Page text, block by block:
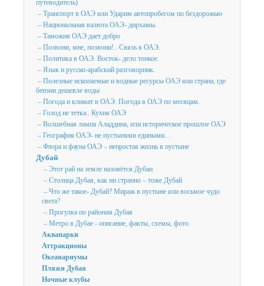
путеводитель)
– Транспорт в ОАЭ или Ударим автопробегом по бездорожью
– Национальная валюта ОАЭ- дирхамы.
– Таможня ОАЭ дает добро
– Позвони, мне, позвони!.. Связь в ОАЭ.
– Политика в ОАЭ. Восток- дело тонкое.
– Язык и русско-арабский разговорник.
– Полезные ископаемые и водные ресурсы ОАЭ или страна, где
бензин дешевле воды
– Погода и климат в ОАЭ. Погода в ОАЭ по месяцам.
– Голод не тетка.. Кухня ОАЭ
– Волшебная лампа Аладдина, или историческое прошлое ОАЭ
– География ОАЭ- не пустынями едиными…
– Флора и фауна ОАЭ – непростая жизнь в пустыне
Дубай
– Этот рай на земле назовётся Дубаи
– Столица Дубая, как ни странно – тоже Дубай
– Что же такое- Дубай? Мираж в пустыне или восьмое чудо
света?
– Прогулка по районам Дубая
– Метро в Дубае - описание, факты, схемы, фото
Аквапарки
Аттракционы
Океанариумы
Пляжи Дубая
Ночные клубы